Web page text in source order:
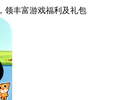
，领丰富游戏福利 及礼包